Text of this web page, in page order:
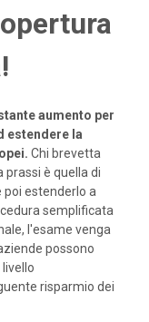
aumento per
estendere la
Chi brevetta
prassi è quella di
estenderlo a
semplificata
l'esame venga
possono
risparmio dei